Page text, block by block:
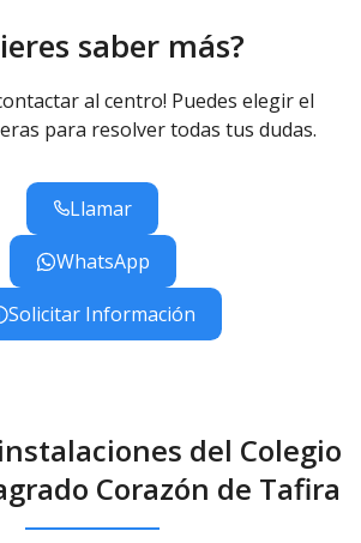
saber más?
al centro! Puedes elegir el
para resolver todas tus dudas.
Llamar
WhatsApp
Solicitar Información
del Colegio
Corazón de Tafira